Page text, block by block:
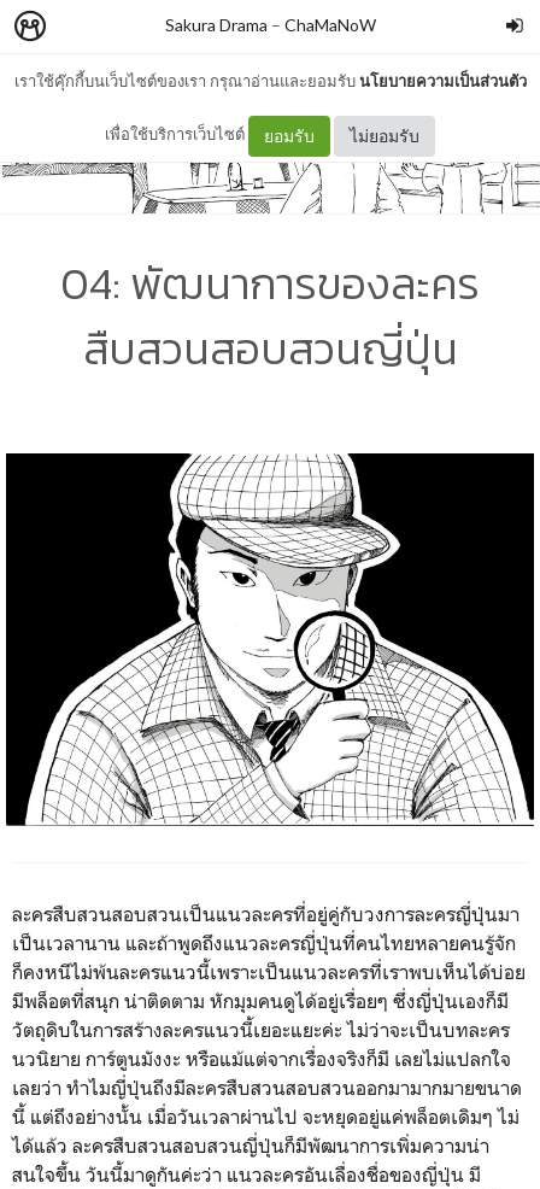
เราใช้คุ๊กกี้บนเว็บไซต์ของเรา กรุณาอ่านและยอมรับนโยบายความเป็นส่วนตัว
เพื่อใช้บริการเว็บไซต์ ยอมรับ ไม่ยอมรับ
Sakura Drama – ChaMaNoW
04: พัฒนาการของละคร
สืบสวนสอบสวนญี่ปุ่น
ละครสืบสวนสอบสวนเป็นแนวละครที่อยู่คู่กับวงการละครญี่ปุ่นมา
เป็นเวลานาน และถ้าพูดถึงแนวละครญี่ปุ่นที่คนไทยหลายคนรู้จัก
ก็คงหนีไม่พ้นละครแนวนี้เพราะเป็นแนวละครที่เราพบเห็นได้บ่อย
มีพล็อตที่สนุก น่าติดตาม หักมุมคนดูได้อยู่เรื่อยๆ ซึ่งญี่ปุ่นเองก็มี
วัตถุดิบในการสร้างละครแนวนี้เยอะแยะค่ะ ไม่ว่าจะเป็นบทละคร
นวนิยาย การ์ตูนมังงะ หรือแม้แต่จากเรื่องจริงก็มี เลยไม่แปลกใจ
เลยว่า ทำไมญี่ปุ่นถึงมีละครสืบสวนสอบสวนออกมามากมายขนาด
นี้ แต่ถึงอย่างนั้น เมื่อวันเวลาผ่านไป จะหยุดอยู่แค่พล็อตเดิมๆ ไม่
ได้แล้ว ละครสืบสวนสอบสวนญี่ปุ่นก็มีพัฒนาการเพิ่มความน่า
สนใจขึ้น วันนี้มาดูกันค่ะว่า แนวละครอันเลื่องชื่อของญี่ปุ่น มี